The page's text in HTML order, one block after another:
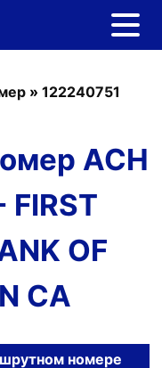
» 122240751
ACH
FIRST
OF
CA
номере